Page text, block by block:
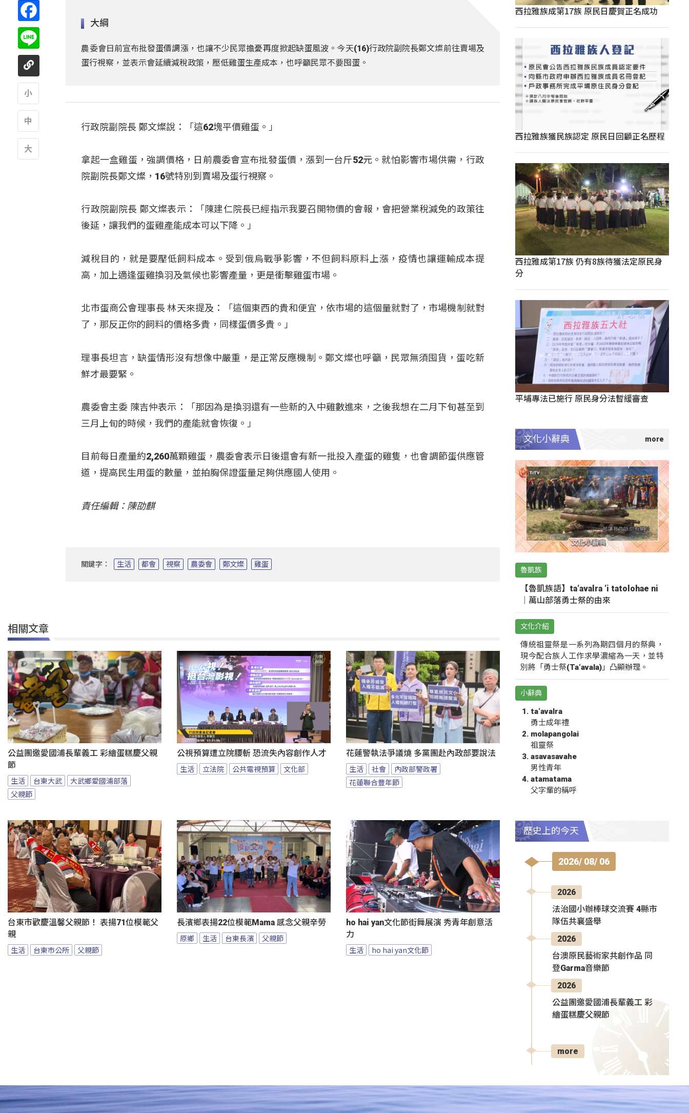
大綱
農委會日前宣布批發蛋價調漲，也讓不少民眾擔憂再度掀起缺蛋風波。今天(16)行政院副院長鄭文燦前往賣場及
蛋行視察，並表示會延續減稅政策，壓低雞蛋生產成本，也呼籲民眾不要囤蛋。
行政院副院長 鄭文燦說：「這62塊平價雞蛋。」
拿起一盒雞蛋，強調價格，日前農委會宣布批發蛋價，漲到一台斤52元。就怕影響市場供需，行政
院副院長鄭文燦，16號特別到賣場及蛋行視察。
行政院副院長 鄭文燦表示：「陳建仁院長已經指示我要召開物價的會報，會把營業稅減免的政策往
後延，讓我們的蛋雞產能成本可以下降。」
減稅目的，就是要壓低飼料成本。受到俄烏戰爭影響，不但飼料原料上漲，疫情也讓運輸成本提
高，加上適逢蛋雞換羽及氣候也影響產量，更是衝擊雞蛋市場。
北市蛋商公會理事長 林天來提及：「這個東西的貴和便宜，依市場的這個量就對了，市場機制就對
了，那反正你的飼料的價格多貴，同樣蛋價多貴。」
理事長坦言，缺蛋情形沒有想像中嚴重，是正常反應機制。鄭文燦也呼籲，民眾無須囤貨，蛋吃新
鮮才最要緊。
農委會主委 陳吉仲表示：「那因為是換羽還有一些新的入中雞數進來，之後我想在二月下旬甚至到
三月上旬的時候，我們的產能就會恢復。」
目前每日產量約2,260萬顆雞蛋，農委會表示日後還會有新一批投入產蛋的雞隻，也會調節蛋供應管
道，提高民生用蛋的數量，並拍胸保證蛋量足夠供應國人使用。
責任編輯：陳劭麒
關鍵字： 生活 都會 視察 農委會 鄭文燦 雞蛋
相關文章
公益團邀愛國浦長輩義工 彩繪蛋糕慶父親
節
生活 台東大武
大武鄉愛國浦部落
父親節
公視預算遭立院腰斬 恐流失內容創作人才
生活 立法院 公共電視預算 文化部
花蓮警執法爭議燒 多黨團赴內政部要說法
生活 社會
內政部警政署
花蓮聯合豐年節
台東市歡慶溫馨父親節！ 表揚71位模範父
親
生活 台東市公所 父親節
長濱鄉表揚22位模範Mama 感念父親辛勞
原鄉 生活 台東長濱 父親節
ho hai yan文化節街舞展演 秀青年創意活
力
生活 ho hai yan文化節
西拉雅族成第17族 原民日慶賀正名成功
西拉雅族獲民族認定 原民日回顧正名歷程
西拉雅成第17族 仍有8族待獲法定原民身
分
平埔專法已施行 原民身分法暫緩審查
文化小辭典
魯凱族
【魯凱族語】ta‘avalra ‘i tatolohae ni
｜萬山部落勇士祭的由來
文化介紹
傳統祖靈祭是一系列為期四個月的祭典，
現今配合族人工作求學濃縮為一天，並特
別將「勇士祭(Ta‘avala)」凸顯辦理。
小辭典
ta‘avalra
勇士成年禮
molapangolai
祖靈祭
asavasavahe
男性青年
atamatama
父字輩的稱呼
歷史上的今天
2026/ 08/ 06
2026
法治國小辦棒球交流賽 4縣市
隊伍共襄盛舉
2026
台澳原民藝術家共創作品 同
登Garma音樂節
2026
公益團邀愛國浦長輩義工 彩
繪蛋糕慶父親節
more